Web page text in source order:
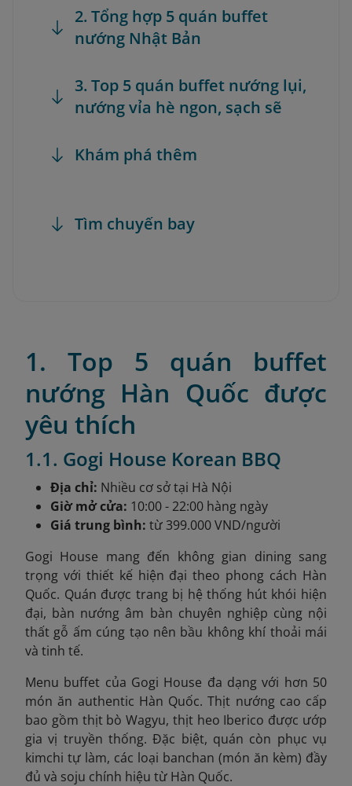
2. Tổng hợp 5 quán buffet
nướng Nhật Bản
3. Top 5 quán buffet nướng lụi,
nướng vỉa hè ngon, sạch sẽ
Khám phá thêm
Tìm chuyến bay
1. Top 5 quán buffet
nướng Hàn Quốc được
yêu thích
1.1. Gogi House Korean BBQ
Địa chỉ: Nhiều cơ sở tại Hà Nội
Giờ mở cửa: 10:00 - 22:00 hàng ngày
Giá trung bình: từ 399.000 VND/người
Gogi House mang đến không gian dining sang
trọng với thiết kế hiện đại theo phong cách Hàn
Quốc. Quán được trang bị hệ thống hút khói hiện
đại, bàn nướng âm bàn chuyên nghiệp cùng nội
thất gỗ ấm cúng tạo nên bầu không khí thoải mái
và tinh tế.
Menu buffet của Gogi House đa dạng với hơn 50
món ăn authentic Hàn Quốc. Thịt nướng cao cấp
bao gồm thịt bò Wagyu, thịt heo Iberico được ướp
gia vị truyền thống. Đặc biệt, quán còn phục vụ
kimchi tự làm, các loại banchan (món ăn kèm) đầy
đủ và soju chính hiệu từ Hàn Quốc.